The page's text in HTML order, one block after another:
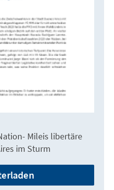
Mileis libertäre
im Sturm